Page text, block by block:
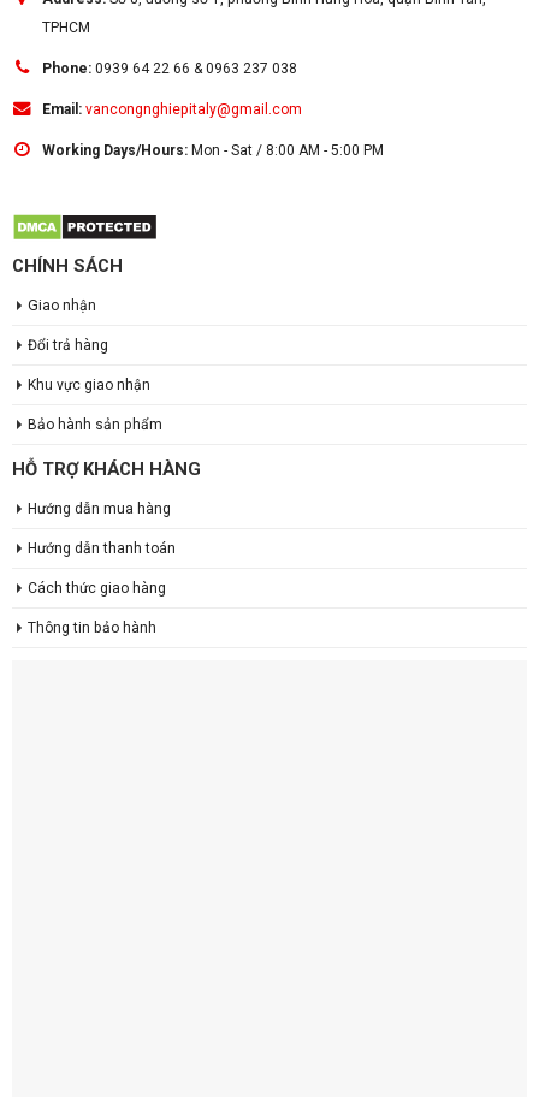
TPHCM
Phone: 0939 64 22 66 & 0963 237 038
Email: vancongnghiepitaly@gmail.com
Working Days/Hours: Mon - Sat / 8:00 AM - 5:00 PM
CHÍNH SÁCH
Giao nhận
Đổi trả hàng
Khu vực giao nhận
Bảo hành sản phẩm
HỖ TRỢ KHÁCH HÀNG
Hướng dẫn mua hàng
Hướng dẫn thanh toán
Cách thức giao hàng
Thông tin bảo hành